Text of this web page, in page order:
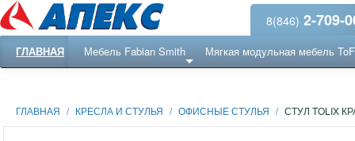
8(846) 2-709-
ГЛАВНАЯ Мебель Fabian Smith Мягкая модульная мебель
ГЛАВНАЯ / КРЕСЛА И СТУЛЬЯ / ОФИСНЫЕ СТУЛЬЯ / СТУЛ TOLIX